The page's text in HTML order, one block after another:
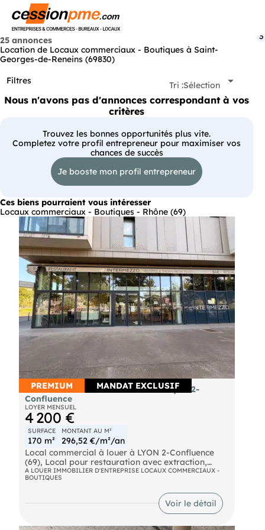
25 annonces
Location de Locaux commerciaux - Boutiques à Saint-
Georges-de-Reneins (69830)
Filtres
3
Tri :Sélection
Nous n'avons pas d'annonces correspondant à vos
critères
Trouvez les bonnes opportunités plus vite.
Completez votre profil entrepreneur pour maximiser vos
chances de succès
Je booste mon profil entrepreneur
Ces biens pourraient vous intéresser
Locaux commerciaux - Boutiques - Rhône (69)
PREMIUM MANDAT EXCLUSIF
Local commercial 170m² à louer à Lyon 2-
Confluence
LOYER MENSUEL
4 200 €
SURFACE
170 m²
MONTANT AU M²
296,52 €/m²/an
Local commercial à louer à LYON 2-Confluence
(69), Local pour restauration avec extraction,
d'une surface de 170 m² environ dont 105 en RDC,
avec une très belle terrasse annuelle le long de la
magnifique local en angle et entièrement vitré,
avec + de 4,5 m de hauteur sous plafond, ce qui lui
A LOUER IMMOBILIER D'ENTREPRISE LOCAUX COMMERCIAUX -
BOUTIQUES
Voir le détail